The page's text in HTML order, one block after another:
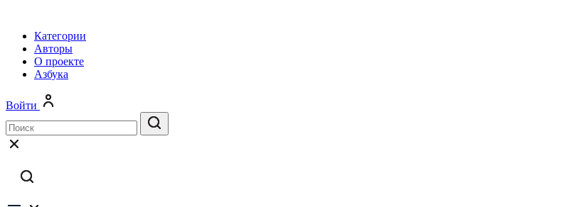
Категории
Авторы
О проекте
Азбука
Войти